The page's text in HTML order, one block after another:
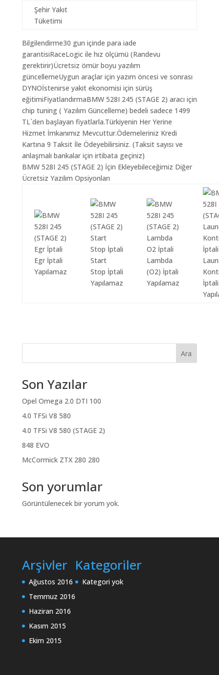
Şehir Yakıt
Tüketimi
Bilgilendirme30 gun içinde para iade
garantisiRaceLogic ile hız ölçümü (Randevu
gerektirir)Ücretsiz ömür boyu yazılım
güncellemeUygun araçlar için yazım öncesi ve sonrası
DYNOİstenirse yakıt ekonomisi için sürüş
eğitimiFiyatlandırmaBMW 528I 245 (STAGE 2) aracı için
chip tuning ( Yazılım Güncelleme) bedeli sadece 1499
TL`den başlayan fiyatlarla.Türkiyenin Her Yerine
Hizmet İmkanımız Mevcuttur.Ödemeleriniz Kredi
Kartına 9 Taksit İle Ödeyebilirsiniz. (Taksit sayısı ve
anlaşmalı bankalar için irtibata geçiniz)
BMW 528I 245 (STAGE 2) İçin Ekleyebileceğimiz Diğer
Ücretsiz Yazılım Opsiyonları
Egr İptali
Yapılamaz
Start
Stop İptali
Yapılamaz
Lambda
(O2) İptali
Yapılamaz
İptali
Ara
Son Yazılar
Opel Omega 2.0 DTI 100
4.0 TFSi V8 580
4.0 TFSi V8 580 (STAGE 2)
848 EVO
McCormick ZTX 280 280
Son yorumlar
Görüntülenecek bir yorum yok.
Arşivler
Ağustos 2016
Temmuz 2016
Haziran 2016
Kasım 2015
Ekim 2015
Kategoriler
Kategori yok